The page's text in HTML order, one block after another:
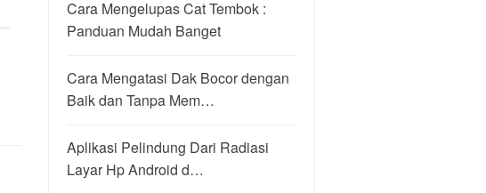
Cara Mengelupas Cat Tembok :
Panduan Mudah Banget
Cara Mengatasi Dak Bocor dengan
Baik dan Tanpa Mem…
Aplikasi Pelindung Dari Radiasi
Layar Hp Android d…